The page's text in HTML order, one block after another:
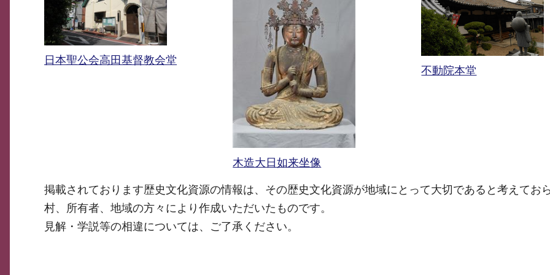
日本聖公会高田基督教会堂
木造大日如来坐像
不動院本堂
掲載されております歴史文化資源の情報は、その歴史文化資源が地域にとって大切であると考えてお
村、所有者、地域の方々により作成いただいたものです。
見解・学説等の相違については、ご了承ください。